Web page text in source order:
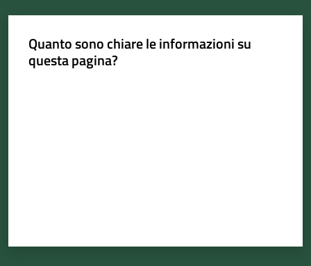
Quanto sono chiare le informazioni su
questa pagina?